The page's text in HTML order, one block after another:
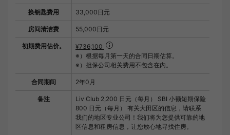
换钥匙费用 33,000日元
房间清洁费 55,000日元
初期费用估价。
¥736,100
※）根据每月第一天的合同日期估算。
※）担保公司相关费用不包含在内。
合同期间 2年0月
备注
Liv Club 2,200 日元（每月） SBI 小额短期保险
800 日元（每月） 有关大田区的信息，请联系
我们的地区专业公司！我们将为您提供可靠的地
区信息和租房信息，让您放心地寻找住房。